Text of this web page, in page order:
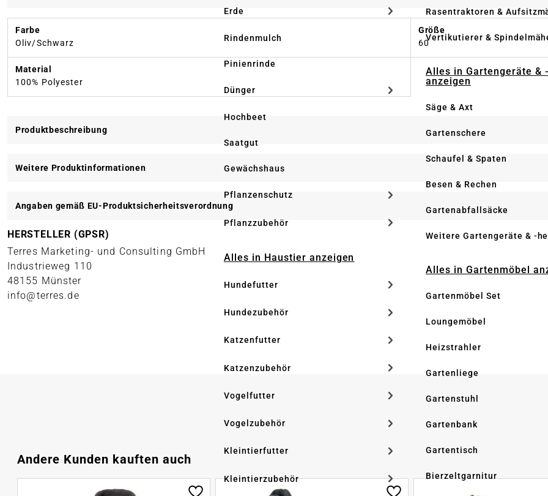
Erde
Rindenmulch
Pinienrinde
Dünger
Hochbeet
Saatgut
Gewächshaus
Pflanzenschutz
Pflanzzubehör
Alles in Haustier anzeigen
Hundefutter
Hundezubehör
Katzenfutter
Katzenzubehör
Vogelfutter
Vogelzubehör
Kleintierfutter
Kleintierzubehör
Rasentraktoren &
Vertikutierer &
Alles in Gartengeräte &
anzeigen
Säge & Axt
Gartenschere
Schaufel & Spaten
Besen & Rechen
Gartenabfallsäcke
Weitere Gartengeräte & -
Alles in Gartenmöbel
Gartenmöbel Set
Loungemöbel
Heizstrahler
Gartenliege
Gartenstuhl
Gartenbank
Gartentisch
Bierzeltgarnitur
Farbe
Oliv/Schwarz
Größe
60
Material
100% Polyester
Produktbeschreibung
Weitere Produktinformationen
Angaben gemäß EU-Produktsicherheitsverordnung
HERSTELLER (GPSR)
Terres Marketing- und Consulting GmbH
Industrieweg 110
48155 Münster
info@terres.de
Produktgalerie überspringen
Andere Kunden kauften auch